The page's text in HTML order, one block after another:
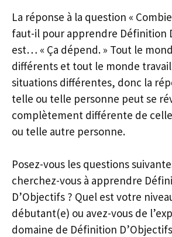
La réponse à la question «
faut-il pour apprendre Définition
est… « Ça dépend. » Tout le
différents et tout le monde
situations différentes, donc la
telle ou telle personne peut se
complètement différente de
ou telle autre personne.
Posez-vous les questions
cherchez-vous à apprendre
D’Objectifs ? Quel est votre
débutant(e) ou avez-vous de
domaine de Définition